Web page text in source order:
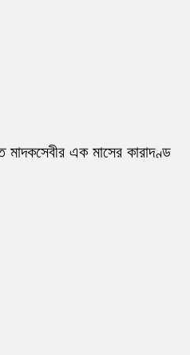
মাদকসেবীর এক মাসের কারাদণ্ড